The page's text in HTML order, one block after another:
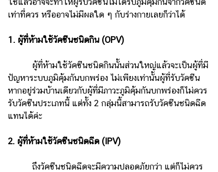
เท่าที่ควร หรืออาจไม่มีผลใด ๆ กับร่างกายเลยก็ว่าได้
1. ผู้ที่ห้ามใช้วัคซีนชนิดกิน (OPV)
ผู้ที่ห้ามใช้วัคซีนชนิดกินนั้นส่วนใหญ่แล้วจะเป็นผู้ที่มี
ปัญหาระบบภูมิคุ้มกันบกพร่อง ไม่เพียงเท่านั้นผู้ที่รับวัคซีน
หากอยู่ร่วมบ้านเดียวกับผู้ที่มีภาวะภูมิคุ้มกันบกพร่องก็ไม่ควร
รับวัคซีนประเภทนี้ แต่ทั้ง 2 กลุ่มนี้สามารถรับวัคซีนชนิดฉีด
แทนได้ค่ะ
2. ผู้ที่ห้ามใช้วัคซีนชนิดฉีด (IPV)
ถึงวัคซีนชนิดฉีดจะมีความปลอดภัยกว่า แต่ก็ไม่ควร